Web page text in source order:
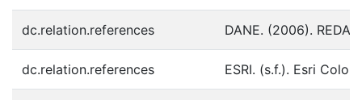
dc.relation.references DANE. (2006).
dc.relation.references ESRI. (s.f.). Esri